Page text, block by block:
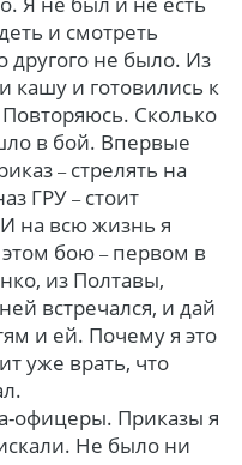
и смотреть
другого не было. Из
кашу и готовились к
Сколько
в бой. Впервые
– стрелять на
ГРУ – стоит
на всю жизнь я
бою – первом в
из Полтавы,
встречался, и дай
и ей. Почему я это
уже врать, что
офицеры. Приказы я
Не было ни